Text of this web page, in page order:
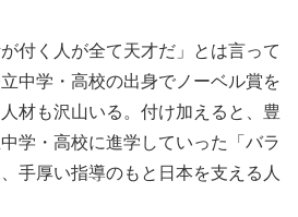
付く人が全て天才だ」とは言って
中学・高校の出身でノーベル賞を
材も沢山いる。付け加えると、豊
学・高校に進学していった「バラ
手厚い指導のもと日本を支える人